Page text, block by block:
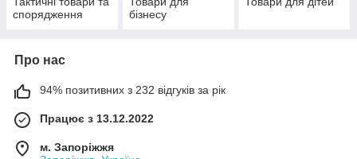
спорядження
бізнесу
Про нас
94% позитивних з 232 відгуків за рік
Працює з 13.12.2022
м. Запоріжжя